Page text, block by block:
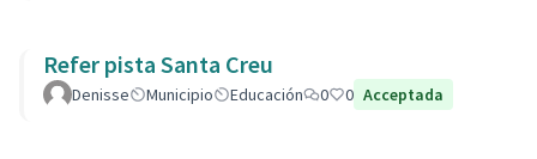
Refer pista Santa Creu
Denisse Municipio Educación 0 0 Acceptada